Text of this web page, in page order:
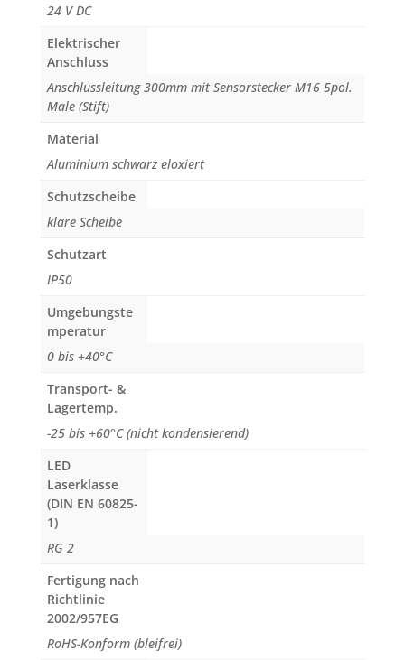
24 V DC
Elektrischer
Anschluss
Anschlussleitung 300mm mit Sensorstecker M16 5pol.
Male (Stift)
Material
Aluminium schwarz eloxiert
Schutzscheibe
klare Scheibe
Schutzart
IP50
Umgebungste
mperatur
0 bis +40°C
Transport- &
Lagertemp.
-25 bis +60°C (nicht kondensierend)
LED
Laserklasse
(DIN EN 60825-
1)
RG 2
Fertigung nach
Richtlinie
2002/957EG
RoHS-Konform (bleifrei)